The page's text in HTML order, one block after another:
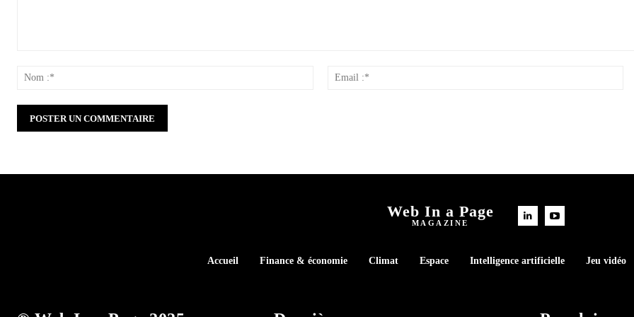
Web In a Page
MAGAZINE
Accueil Finance & économie Climat Espace Intelligence artificielle Jeu vidéo